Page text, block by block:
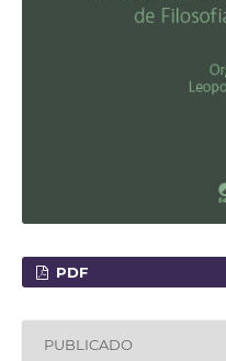
PDF
PUBLICADO